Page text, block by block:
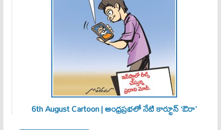
6th August Cartoon | ఆంధ్రప్రభలో నేటి కార్టూన్ ‘ఔరా’